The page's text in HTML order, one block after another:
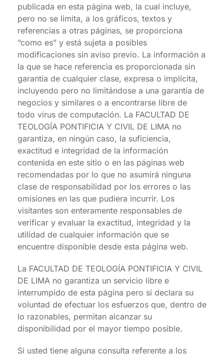
publicada en esta página web, la cual incluye,
pero no se limita, a los gráficos, textos y
referencias a otras páginas, se proporciona
“como es” y está sujeta a posibles
modificaciones sin aviso previo. La información a
la que se hace referencia es proporcionada sin
garantía de cualquier clase, expresa o implícita,
incluyendo pero no limitándose a una garantía de
negocios y similares o a encontrarse libre de
todo virus de computación. La FACULTAD DE
TEOLOGÍA PONTIFICIA Y CIVIL DE LIMA no
garantiza, en ningún caso, la suficiencia,
exactitud e integridad de la información
contenida en este sitio o en las páginas web
recomendadas por lo que no asumirá ninguna
clase de responsabilidad por los errores o las
omisiones en las que pudiera incurrir. Los
visitantes son enteramente responsables de
verificar y evaluar la exactitud, integridad y la
utilidad de cualquier información que se
encuentre disponible desde esta página web.
La FACULTAD DE TEOLOGÍA PONTIFICIA Y CIVIL
DE LIMA no garantiza un servicio libre e
interrumpido de esta página pero sí declara su
voluntad de efectuar los esfuerzos que, dentro de
lo razonables, permitan alcanzar su
disponibilidad por el mayor tiempo posible.
Si usted tiene alguna consulta referente a los